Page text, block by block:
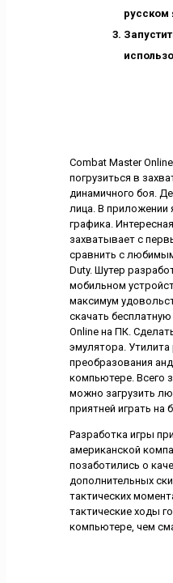
русском
Combat Master
погрузиться в
динамичного боя.
лица. В приложении
графика.
захватывает с
сравнить с
Duty. Шутер
мобильном
максимум
скачать
Online на ПК.
эмулятора. Утилита
преобразования
компьютере. Всего
можно загрузить
приятней играть на
Разработка игры
американской
позаботились о
дополнительных
тактических
тактические ходы
компьютере, чем